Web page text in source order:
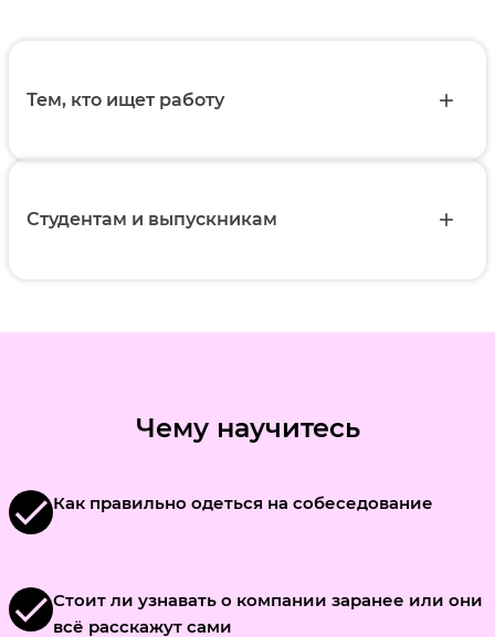
Тем, кто ищет работу add
Студентам и выпускникам add
Чему научитесь
checkКак правильно одеться на собеседование
checkСтоит ли узнавать о компании заранее или они
всё расскажут сами